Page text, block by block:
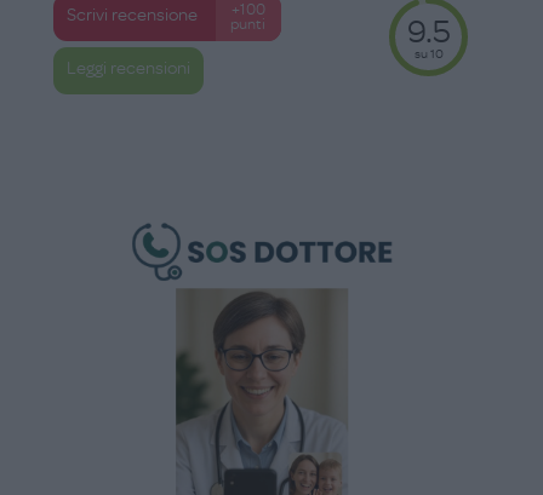
Scrivi recensione
+100
punti
Leggi recensioni
9.5
su 10